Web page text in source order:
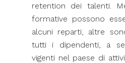
retention dei talenti.
formative possono
alcuni reparti, altre
tutti i dipendenti, a
vigenti nel paese di